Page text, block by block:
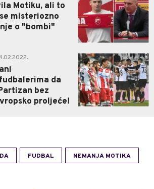
Motiku, ali to
misteriozno
o "bombi"
da
bez
proljeće!
0
FUDBAL NEMANJA MOTIKA